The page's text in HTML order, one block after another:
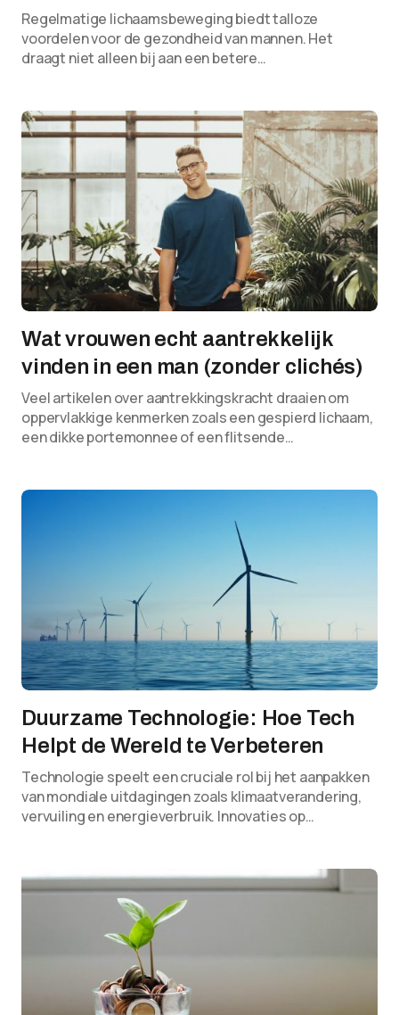
Regelmatige lichaamsbeweging biedt talloze
voordelen voor de gezondheid van mannen. Het
draagt niet alleen bij aan een betere…
Wat vrouwen echt aantrekkelijk
vinden in een man (zonder clichés)
Veel artikelen over aantrekkingskracht draaien om
oppervlakkige kenmerken zoals een gespierd lichaam,
een dikke portemonnee of een flitsende…
Duurzame Technologie: Hoe Tech
Helpt de Wereld te Verbeteren
Technologie speelt een cruciale rol bij het aanpakken
van mondiale uitdagingen zoals klimaatverandering,
vervuiling en energieverbruik. Innovaties op…